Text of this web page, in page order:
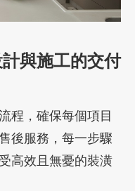
與施工的交付
程，確保每個項目
後服務，每一步驟
高效且無憂的裝潢